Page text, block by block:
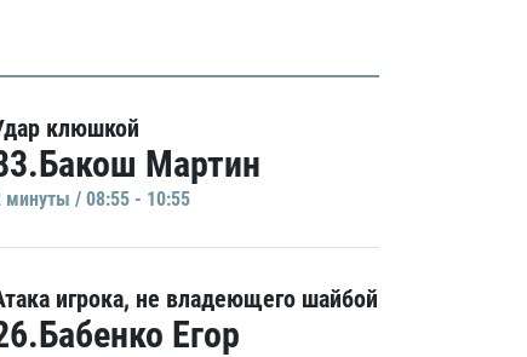
клюшкой
Мартин
минуты / 08:55 - 10:55
игрока, не владеющего шайбой
Егор